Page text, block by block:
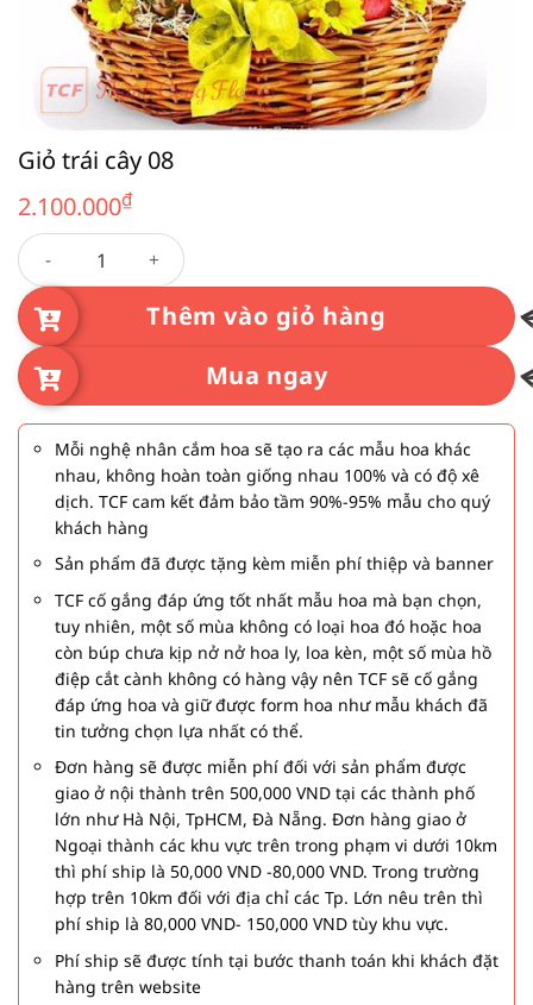
Giỏ trái cây 08
2.100.000₫
Giỏ trái cây 08 số lượng
Thêm vào giỏ hàng
Mua ngay
Mỗi nghệ nhân cắm hoa sẽ tạo ra các mẫu hoa khác
nhau, không hoàn toàn giống nhau 100% và có độ xê
dịch. TCF cam kết đảm bảo tầm 90%-95% mẫu cho quý
khách hàng
Sản phẩm đã được tặng kèm miễn phí thiệp và banner
TCF cố gắng đáp ứng tốt nhất mẫu hoa mà bạn chọn,
tuy nhiên, một số mùa không có loại hoa đó hoặc hoa
còn búp chưa kịp nở nở hoa ly, loa kèn, một số mùa hồ
điệp cắt cành không có hàng vậy nên TCF sẽ cố gắng
đáp ứng hoa và giữ được form hoa như mẫu khách đã
tin tưởng chọn lựa nhất có thể.
Đơn hàng sẽ được miễn phí đối với sản phẩm được
giao ở nội thành trên 500,000 VND tại các thành phố
lớn như Hà Nội, TpHCM, Đà Nẵng. Đơn hàng giao ở
Ngoại thành các khu vực trên trong phạm vi dưới 10km
thì phí ship là 50,000 VND -80,000 VND. Trong trường
hợp trên 10km đối với địa chỉ các Tp. Lớn nêu trên thì
phí ship là 80,000 VND- 150,000 VND tùy khu vực.
Phí ship sẽ được tính tại bước thanh toán khi khách đặt
hàng trên website